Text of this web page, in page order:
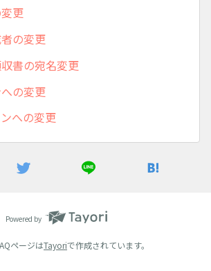
更
の変更
書の宛名変更
の変更
への変更
Powered by
ページはTayoriで作成されています。